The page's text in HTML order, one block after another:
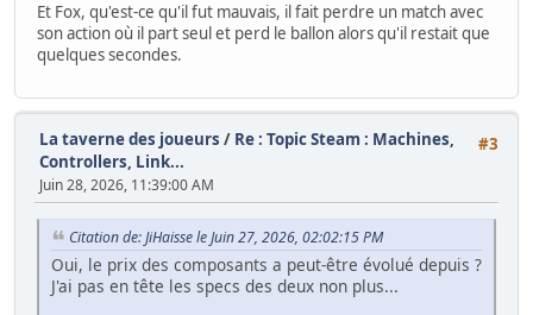
Et Fox, qu'est-ce qu'il fut mauvais, il fait perdre un match avec
son action où il part seul et perd le ballon alors qu'il restait que
quelques secondes.
#3
La taverne des joueurs / Re : Topic Steam : Machines,
Controllers, Link...
Juin 28, 2026, 11:39:00 AM
Citation de: JiHaisse le Juin 27, 2026, 02:02:15 PM
Oui, le prix des composants a peut-être évolué depuis ?
J'ai pas en tête les specs des deux non plus...